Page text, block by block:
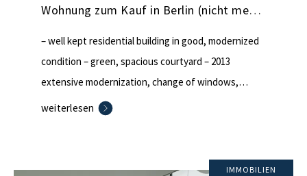
Wohnung zum Kauf in Berlin (nicht mehr verfügbar)
– well kept residential building in good, modernized
condition – green, spacious courtyard – 2013
extensive modernization, change of windows,
refurbishment of hallways, new heating, installing
weiterlesen
IMMOBILIEN